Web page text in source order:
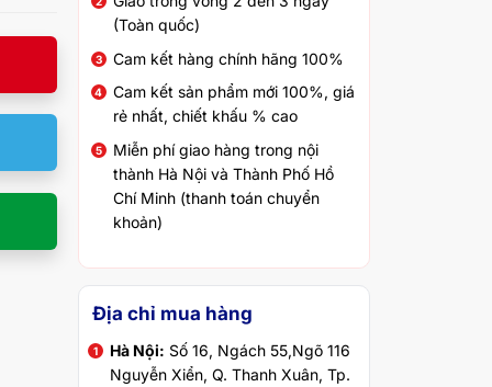
(Toàn quốc)
Cam kết hàng chính hãng 100%
Cam kết sản phẩm mới 100%, giá
rẻ nhất, chiết khấu % cao
Miễn phí giao hàng trong nội
thành Hà Nội và Thành Phố Hồ
Chí Minh (thanh toán chuyển
khoản)
Địa chỉ mua hàng
Hà Nội: Số 16, Ngách 55,Ngõ 116
Nguyễn Xiển, Q. Thanh Xuân, Tp.